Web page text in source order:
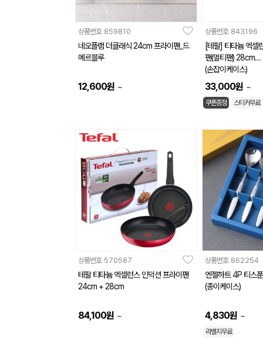
상품번호 859810
네오플램 더클래식 24cm 프라이팬_드
메르블루
12,600원 ~
상품번호 843196
[테팔] 티타늄 엑셀
팬(멀티팬) 28cm
(손잡이케이스)
33,000원 ~
쿠폰증정 스티커무료
상품번호 570587
테팔 티타늄 엑셀런스 인덕션 프라이팬
24cm + 28cm
84,100원 ~
상품번호 862254
엔젤하트 4P 티스
(종이케이스)
4,830원 ~
라벨지무료